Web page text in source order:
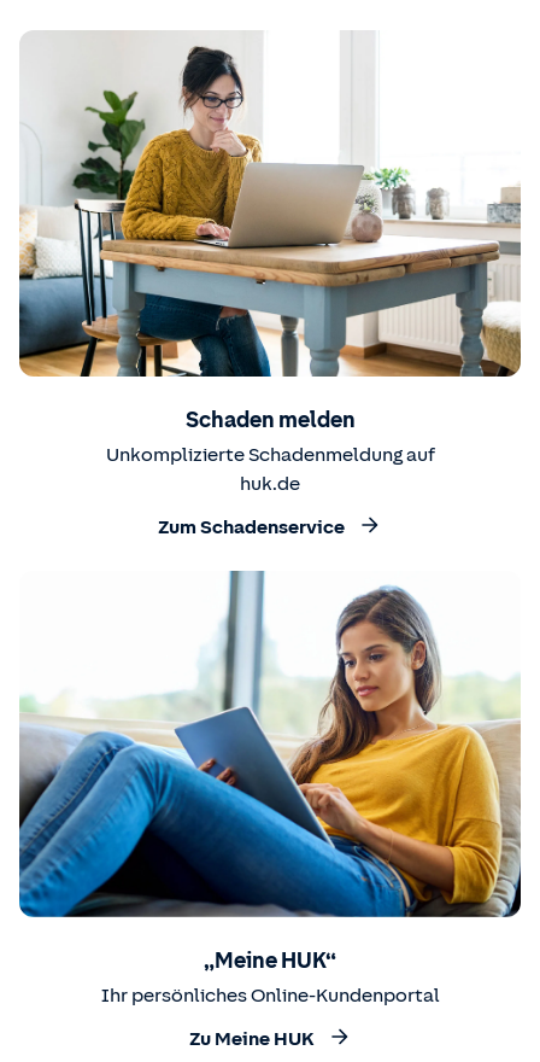
Schaden melden
Unkomplizierte Schadenmeldung auf
huk.de
Zum Schadenservice
„Meine HUK“
Ihr persönliches Online-Kundenportal
Zu Meine HUK